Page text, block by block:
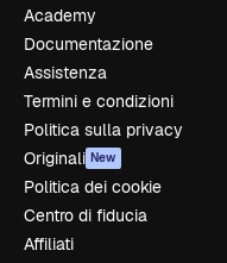
Academy
Documentazione
Assistenza
Termini e condizioni
Politica sulla privacy
Originali New
Politica dei cookie
Centro di fiducia
Affiliati